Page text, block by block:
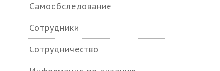
Самообследование
Сотрудники
Сотрудничество